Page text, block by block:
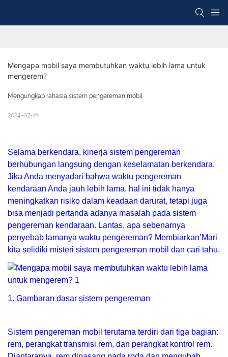
Mengapa mobil saya membutuhkan waktu lebih lama untuk
mengerem?
Mengungkap rahasia sistem pengereman mobil
2024-07-16
Selama berkendara, kinerja sistem pengereman
berhubungan langsung dengan keselamatan berkendara.
Jika Anda menyadari bahwa waktu pengereman
kendaraan Anda jauh lebih lama, hal ini tidak hanya
meningkatkan risiko dalam keadaan darurat, tetapi juga
bisa menjadi pertanda adanya masalah pada sistem
pengereman kendaraan. Lantas, apa sebenarnya
penyebab lamanya waktu pengereman? Membiarkan’Mari
kita selidiki misteri sistem pengereman mobil dan cari tahu.
1. Gambaran dasar sistem pengereman
Sistem pengereman mobil terutama terdiri dari tiga bagian:
rem, perangkat transmisi rem, dan perangkat kontrol rem.